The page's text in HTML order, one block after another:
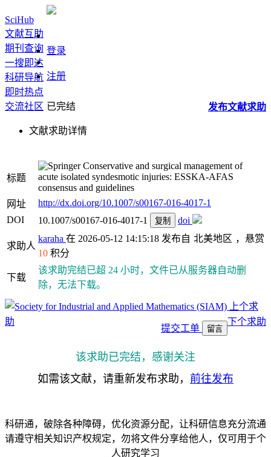
SciHub
文献互助
期刊查询
一搜即达
科研导航
即时热点
交流社区
登录
注册
发布文献求助
已完结
文献求助详情
标题
Conservative and surgical management of
acute isolated syndesmotic injuries: ESSKA-AFAS
consensus and guidelines
网址
http://dx.doi.org/10.1007/s00167-016-4017-1
DOI
10.1007/s00167-016-4017-1 复制 doi
求助人
karaha 在 2026-05-12 14:15:18 发布自 北美地区 ，悬赏
10 积分
下载
该求助完结已超 24 小时，文件已从服务器自动删
除，无法下载。
上个求
助
下个求助
提交工单 留言
该求助已完结，感谢关注
如需该文献，请重新发布求助， 前往发布
科研通，破除各种障碍，优化资源分配，让科研信息充分流通
请遵守相关知识产权规定，勿将文件分享给他人，仅可用于个
人研究学习